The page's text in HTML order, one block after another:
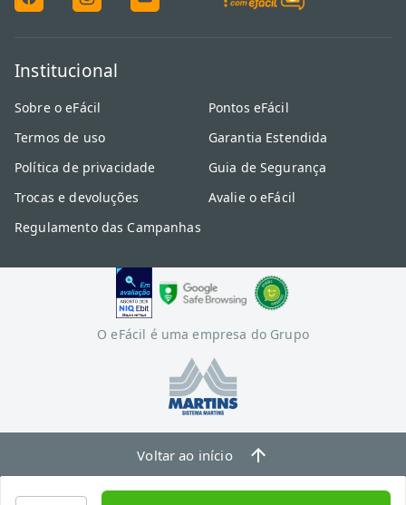
Institucional
Sobre o eFácil
Termos de uso
Política de privacidade
Trocas e devoluções
Regulamento das Campanhas
Pontos eFácil
Garantia Estendida
Guia de Segurança
Avalie o eFácil
O eFácil é uma empresa do Grupo
Voltar ao início